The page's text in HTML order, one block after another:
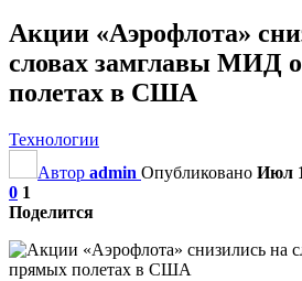
Акции «Аэрофлота»
словах замглавы МИД
полетах в США
Технологии
Автор admin Опубликовано Июл
0 1
Поделится